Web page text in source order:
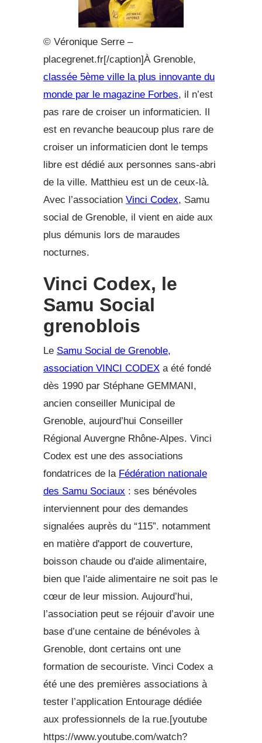
© Véronique Serre –
placegrenet.fr[/caption]À Grenoble,
classée 5ème ville la plus innovante du
monde par le magazine Forbes, il n’est
pas rare de croiser un informaticien. Il
est en revanche beaucoup plus rare de
croiser un informaticien dont le temps
libre est dédié aux personnes sans-abri
de la ville. Matthieu est un de ceux-là.
Avec l’association Vinci Codex, Samu
social de Grenoble, il vient en aide aux
plus démunis lors de maraudes
nocturnes.
Vinci Codex, le
Samu Social
grenoblois
Le Samu Social de Grenoble,
association VINCI CODEX a été fondé
dès 1990 par Stéphane GEMMANI,
ancien conseiller Municipal de
Grenoble, aujourd’hui Conseiller
Régional Auvergne Rhône-Alpes. Vinci
Codex est une des associations
fondatrices de la Fédération nationale
des Samu Sociaux : ses bénévoles
interviennent pour des demandes
signalées auprès du “115”. notamment
en matière d'apport de couverture,
boisson chaude ou d'aide alimentaire,
bien que l'aide alimentaire ne soit pas le
cœur de leur mission. Aujourd’hui,
l’association peut se réjouir d’avoir une
base d’une centaine de bénévoles à
Grenoble, dont certains ont une
formation de secouriste. Vinci Codex a
été une des premières associations à
tester l’application Entourage dédiée
aux professionnels de la rue.[youtube
https://www.youtube.com/watch?